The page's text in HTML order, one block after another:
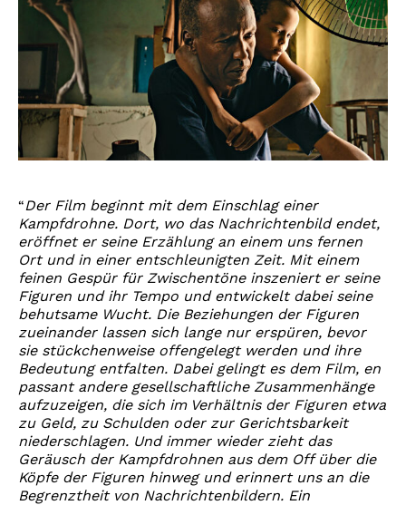
“Der Film beginnt mit dem Einschlag einer
Kampfdrohne. Dort, wo das Nachrichtenbild endet,
eröffnet er seine Erzählung an einem uns fernen
Ort und in einer entschleunigten Zeit. Mit einem
feinen Gespür für Zwischentöne inszeniert er seine
Figuren und ihr Tempo und entwickelt dabei seine
behutsame Wucht. Die Beziehungen der Figuren
zueinander lassen sich lange nur erspüren, bevor
sie stückchenweise offengelegt werden und ihre
Bedeutung entfalten. Dabei gelingt es dem Film, en
passant andere gesellschaftliche Zusammenhänge
aufzuzeigen, die sich im Verhältnis der Figuren etwa
zu Geld, zu Schulden oder zur Gerichtsbarkeit
niederschlagen. Und immer wieder zieht das
Geräusch der Kampfdrohnen aus dem Off über die
Köpfe der Figuren hinweg und erinnert uns an die
Begrenztheit von Nachrichtenbildern. Ein